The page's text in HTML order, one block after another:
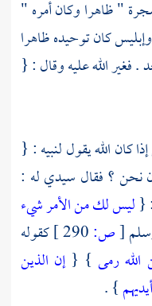
" ظاهرا وكان أمره "
كان توحيده ظاهرا
. فغير الله عليه وقال : {
الله يقول لنبيه : {
نحن ؟ فقال سيدي له :
{ليس لك من الأمر شيء
[ص:
كقوله
رمى } {إن الذين
} .